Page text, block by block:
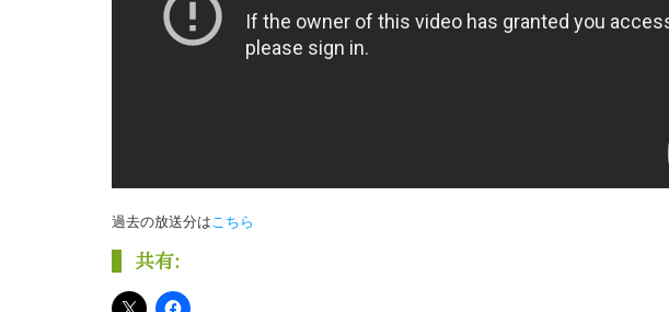
過去の放送分は こちら
共有: